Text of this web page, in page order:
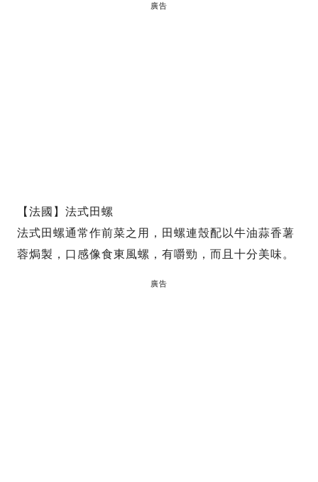
廣告
【法國】法式田螺
法式田螺通常作前菜之用，田螺連殼配以牛油蒜香薯
蓉焗製，口感像食東風螺，有嚼勁，而且十分美味。
廣告